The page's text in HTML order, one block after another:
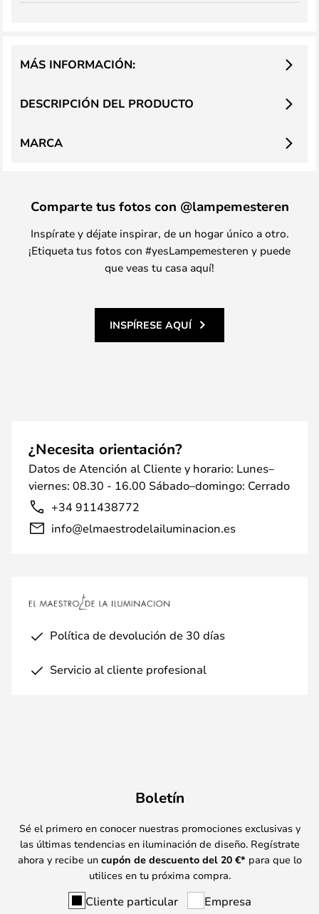
DESCRIPCIÓN DEL PRODUCTO
MÁS INFORMACIÓN:
MARCA
Comparte tus fotos con @lampemesteren
Inspírate y déjate inspirar, de un hogar único a otro.
¡Etiqueta tus fotos con #yesLampemesteren y puede
que veas tu casa aquí!
INSPÍRESE AQUÍ
¿Necesita orientación?
Datos de Atención al Cliente y horario: Lunes–
viernes: 08.30 - 16.00 Sábado–domingo: Cerrado
+34 911438772
info@elmaestrodelailuminacion.es
Política de devolución de 30 días
Servicio al cliente profesional
Boletín
Sé el primero en conocer nuestras promociones exclusivas y
las últimas tendencias en iluminación de diseño. Regístrate
ahora y recibe un cupón de descuento del 20 €* para que lo
utilices en tu próxima compra.
Cliente particular Empresa